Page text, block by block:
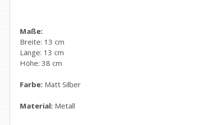
Maße:
Breite: 13 cm
Länge: 13 cm
Höhe: 38 cm
Farbe: Matt Silber
Material: Metall